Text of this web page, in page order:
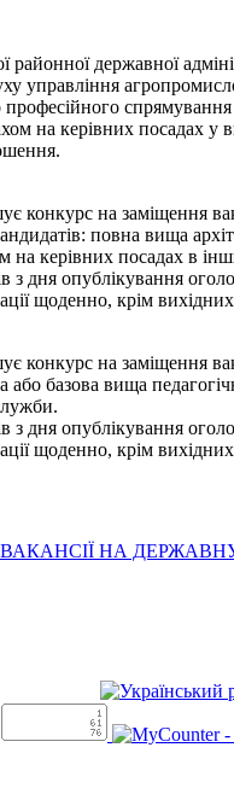
державної
управління
на керівних посадах
конкурс на заміщення
повна вища
на керівних посадах в
з дня опублікування
щоденно, крім
конкурс на заміщення
базова вища
з дня опублікування
щоденно, крім
НА ДЕРЖАВНУ